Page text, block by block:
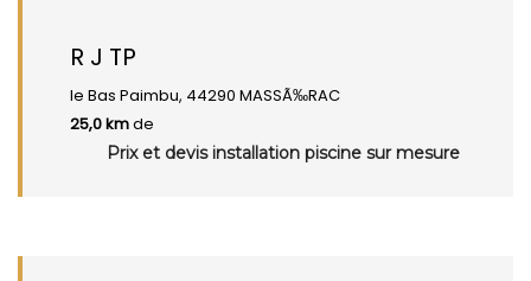
R J TP
le Bas Paimbu, 44290 MASSÃ‰RAC
25,0 kmde
Prix et devis installation piscine sur mesure